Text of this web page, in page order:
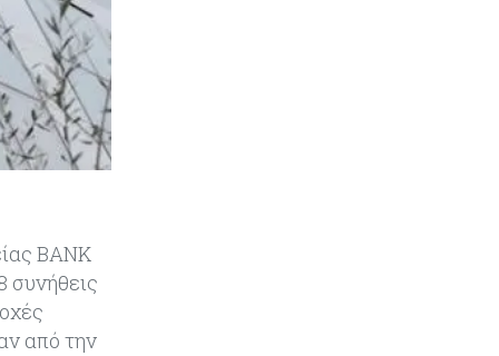
BANK
συνήθεις
από την